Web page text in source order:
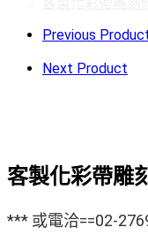
Previous
Next Product
客製化彩帶雕
*** 或電洽==02-